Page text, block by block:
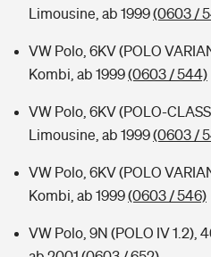
Limousine, ab 1999(0603 /
VW Polo, 6KV (POLO
Kombi, ab 1999(0603 / 544)
VW Polo, 6KV (POLO-
Limousine, ab 1999(0603 /
VW Polo, 6KV (POLO
Kombi, ab 1999(0603 / 546)
VW Polo, 9N (POLO IV 1.2),